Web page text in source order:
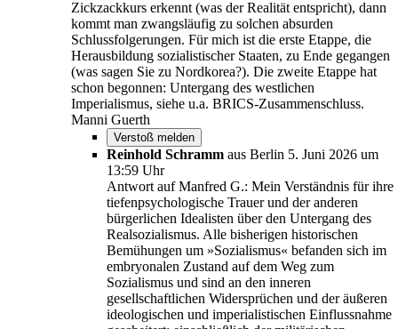
Zickzackkurs erkennt (was der Realität entspricht), dann
kommt man zwangsläufig zu solchen absurden
Schlussfolgerungen. Für mich ist die erste Etappe, die
Herausbildung sozialistischer Staaten, zu Ende gegangen
(was sagen Sie zu Nordkorea?). Die zweite Etappe hat
schon begonnen: Untergang des westlichen
Imperialismus, siehe u.a. BRICS-Zusammenschluss.
Manni Guerth
Reinhold Schramm aus Berlin 5. Juni 2026 um
13:59 Uhr
Antwort auf Manfred G.: Mein Verständnis für ihre
tiefenpsychologische Trauer und der anderen
bürgerlichen Idealisten über den Untergang des
Realsozialismus. Alle bisherigen historischen
Bemühungen um »Sozialismus« befanden sich im
embryonalen Zustand auf dem Weg zum
Sozialismus und sind an den inneren
gesellschaftlichen Widersprüchen und der äußeren
ideologischen und imperialistischen Einflussnahme